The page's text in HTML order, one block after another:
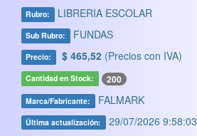
Rubro: LIBRERIA ESCOLAR
Sub Rubro: FUNDAS
Precio: $ 465,52 (Precios con IVA)
Cantidad en Stock: 200
Marca/Fabricante: FALMARK
Última actualización: 29/07/2026 9:58:03